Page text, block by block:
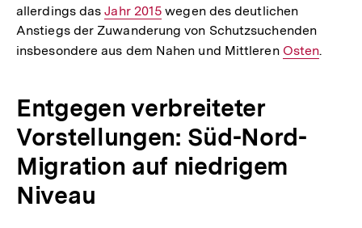
allerdings dasInterner
Link:
Jahr 2015 wegen des deutlichen
Anstiegs der Zuwanderung von Schutzsuchenden
insbesondere aus dem Nahen und Mittleren Interner
Osten.
Entgegen verbreiteter
Vorstellungen: Süd-Nord-
Migration auf niedrigem
Niveau